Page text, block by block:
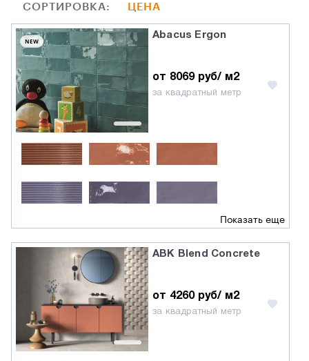
СОРТИРОВКА: ЦЕНА
NEW
Abacus Ergon
от 8069 руб/ м2
за квадратный метр
Показать еще
ABK Blend Concrete
от 4260 руб/ м2
за квадратный метр